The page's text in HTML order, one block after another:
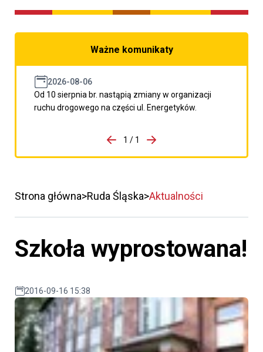
Ważne komunikaty
2026-08-06
Od 10 sierpnia br. nastąpią zmiany w organizacji
ruchu drogowego na części ul. Energetyków.
porzpedniego komunikatu
1 / 1
Przejdź do następnego
Strona główna Ruda Śląska Aktualności
Szkoła wyprostowana!
2016-09-16 15:38